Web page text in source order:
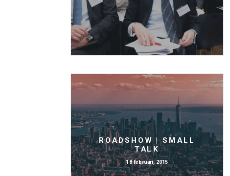
ROADSHOW | SMALL
TALK
18 februari, 2015